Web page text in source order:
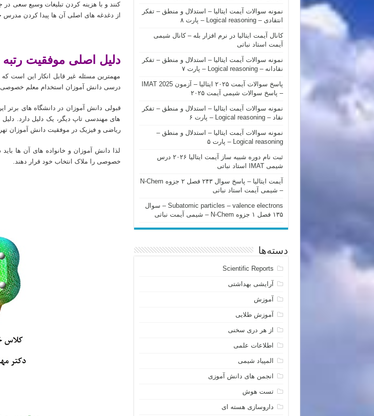
کنند و با هزینه کردن تبلیغات وسیع سعی در
از دغدغه های اصلی آن ها پیدا کردن مدرس
دلیل اصلی موفقیت رتبه
مهمترین مسئله غیر قابل انکار این است که
درسی دانش آموزان استخدام معلم
قبولی دانش آموزان در دانشگاه های برتر
های مهندسی تاپ دیگر، یک دلیل دارد.
ریاضی و فیزیک در موفقیت دانش آموزان
لذا دانش آموزان و خانواده های آن ها
خصوصی را ملاک انتخاب خود قرار دهند.
نمونه سوالات آیمت ایتالیا – استدلال و منطق – تفکر
انتقادی – Logical reasoning – پارت ۸
کانال آیمت ایتالیا در نرم افزار بله – کانال شیمی
آیمت استاد نباتی
نمونه سوالات آیمت ایتالیا – استدلال و منطق – تفکر
نقادانه – Logical reasoning – پارت ۷
پاسخ سوالات آیمت ۲۰۲۵ ایتالیا – آزمون IMAT 2025
– پاسخ سوالات شیمی آیمت ۲۰۲۵
نمونه سوالات آیمت ایتالیا – استدلال و منطق – تفکر
نقاد – Logical reasoning – پارت ۶
نمونه سوالات آیمت ایتالیا – استدلال و منطق –
Logical reasoning – پارت ۵
ثبت نام دوره شبیه ساز آیمت ایتالیا ۲۰۲۶ درس
شیمی IMAT استاد نباتی
آیمت ایتالیا – پاسخ سوال ۲۴۳ فصل ۲ جزوه N-Chem
– شیمی آیمت استاد نباتی
Subatomic particles – valence electrons – سوال
۱۳۵ فصل ۱ جزوه N-Chem – شیمی آیمت نباتی
دسته‌ها
Scientific Reports
آرایشی بهداشتی
آموزش
آموزش طلایی
از هر دری سخنی
اطلاعات علمی
المپیاد شیمی
انجمن های دانش آموزی
تست هوش
داروسازی هسته ای